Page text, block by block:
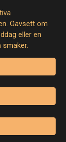
Oavsett om
eller en